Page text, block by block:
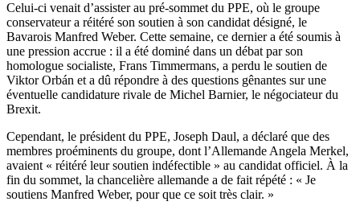
Celui-ci venait d’assister au pré-sommet du PPE, où le groupe
conservateur a réitéré son soutien à son candidat désigné, le
Bavarois Manfred Weber. Cette semaine, ce dernier a été soumis à
une pression accrue : il a été dominé dans un débat par son
homologue socialiste, Frans Timmermans, a perdu le soutien de
Viktor Orbán et a dû répondre à des questions gênantes sur une
éventuelle candidature rivale de Michel Barnier, le négociateur du
Brexit.
Cependant, le président du PPE, Joseph Daul, a déclaré que des
membres proéminents du groupe, dont l’Allemande Angela Merkel,
avaient « réitéré leur soutien indéfectible » au candidat officiel. À la
fin du sommet, la chancelière allemande a de fait répété : « Je
soutiens Manfred Weber, pour que ce soit très clair. »